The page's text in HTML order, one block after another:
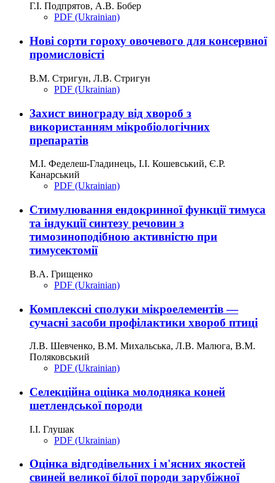
Г.І. Подпрятов, А.В. Бобер
PDF (Ukrainian)
Нові сорти гороху овочевого для консервної
промисловісті
В.М. Стригун, Л.В. Стригун
PDF (Ukrainian)
Захист винограду від хвороб з
використанням мікробіологічних
препаратів
М.І. Феделеш-Гладинець, І.І. Кошевський, Є.Р.
Канарський
PDF (Ukrainian)
Стимулювання ендокринної функції тимуса
та індукції синтезу речовин з
тимозиноподібною активністю при
тимусектомії
В.А. Грищенко
PDF (Ukrainian)
Комплексні сполуки мікроелементів —
сучасні засоби профілактики хвороб птиці
Л.В. Шевченко, В.М. Михальська, Л.В. Малюга, В.М.
Поляковський
PDF (Ukrainian)
Селекційна оцінка молодняка коней
шетлендської породи
І.І. Глушак
PDF (Ukrainian)
Оцінка відгодівельних і м'ясних якостей
свиней великої білої породи зарубіжної